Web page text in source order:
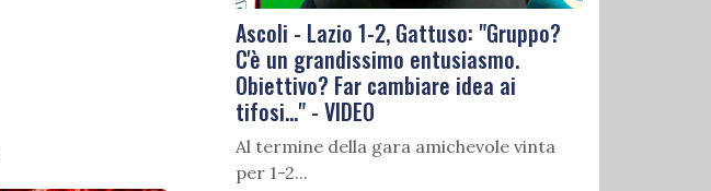
Ascoli - Lazio 1-2, Gattuso: "Gruppo?
C'è un grandissimo entusiasmo.
Obiettivo? Far cambiare idea ai
tifosi..." - VIDEO
Al termine della gara amichevole vinta
per 1-2...